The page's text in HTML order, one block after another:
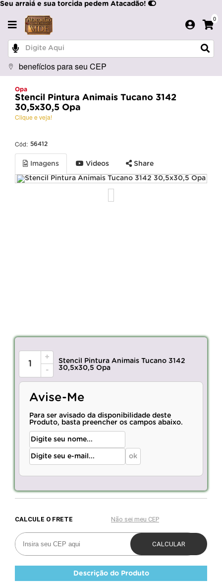
Seu arraiá e sua torcida pedem Atacadão!
0
benefícios para seu CEP
Opa
Stencil Pintura Animais Tucano 3142
30,5x30,5 Opa
Clique e veja!
Cód: 56412
Imagens Videos Share
+
-
Stencil Pintura Animais Tucano 3142
30,5x30,5 Opa
Avise-Me
Para ser avisado da disponibilidade deste
Produto, basta preencher os campos abaixo.
Descrição do Produto